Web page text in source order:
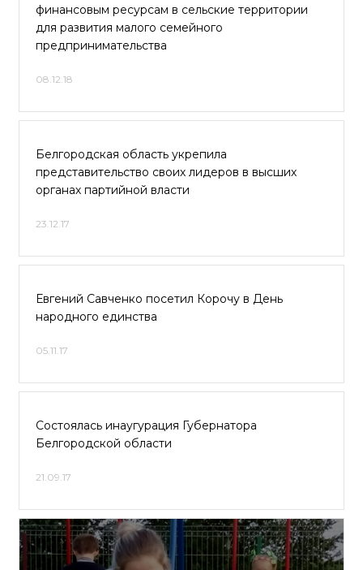
финансовым ресурсам в сельские территории
для развития малого семейного
предпринимательства
08.12.18
Белгородская область укрепила
представительство своих лидеров в высших
органах партийной власти
23.12.17
Евгений Савченко посетил Корочу в День
народного единства
05.11.17
Состоялась инаугурация Губернатора
Белгородской области
21.09.17